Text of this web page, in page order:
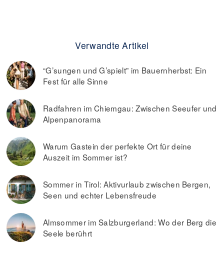
Verwandte Artikel
“G’sungen und G’spielt” im Bauernherbst: Ein
Fest für alle Sinne
Radfahren im Chiemgau: Zwischen Seeufer und
Alpenpanorama
Warum Gastein der perfekte Ort für deine
Auszeit im Sommer ist?
Sommer in Tirol: Aktivurlaub zwischen Bergen,
Seen und echter Lebensfreude
Almsommer im Salzburgerland: Wo der Berg die
Seele berührt